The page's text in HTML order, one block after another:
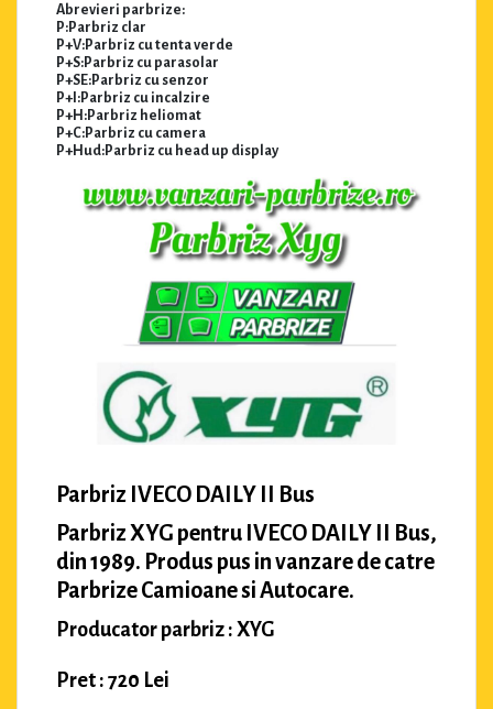
Abrevieri parbrize:
P:Parbriz clar
P+V:Parbriz cu tenta verde
P+S:Parbriz cu parasolar
P+SE:Parbriz cu senzor
P+I:Parbriz cu incalzire
P+H:Parbriz heliomat
P+C:Parbriz cu camera
P+Hud:Parbriz cu head up display
Parbriz IVECO DAILY II Bus
Parbriz XYG pentru IVECO DAILY II Bus,
din 1989. Produs pus in vanzare de catre
Parbrize Camioane si Autocare.
Producator parbriz : XYG
Pret : 720 Lei